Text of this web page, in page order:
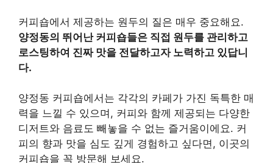
커피숍에서 제공하는 원두의 질은 매우 중요해요.
양정동의 뛰어난 커피숍들은 직접 원두를 관리하고
로스팅하여 진짜 맛을 전달하고자 노력하고 있답니
다.
양정동 커피숍에서는 각각의 카페가 가진 독특한 매
력을 느낄 수 있으며, 커피와 함께 제공되는 다양한
디저트와 음료도 빼놓을 수 없는 즐거움이에요. 커
피의 향과 맛을 심도 깊게 경험하고 싶다면, 이곳의
커피숍을 꼭 방문해 보세요.